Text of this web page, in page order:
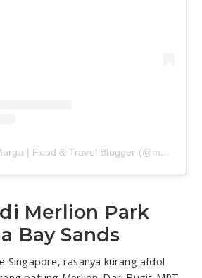
A post shared by Marga | Food & Travel Blogger (@margaapsari)
Merlion Park
Bay Sands
Singapore, rasanya kurang afdol